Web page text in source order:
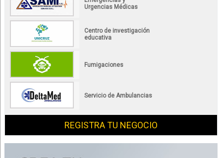
Urgencias Médicas
Centro de investigación
educativa
Fumigaciones
Servicio de Ambulancias
REGISTRA TU NEGOCIO